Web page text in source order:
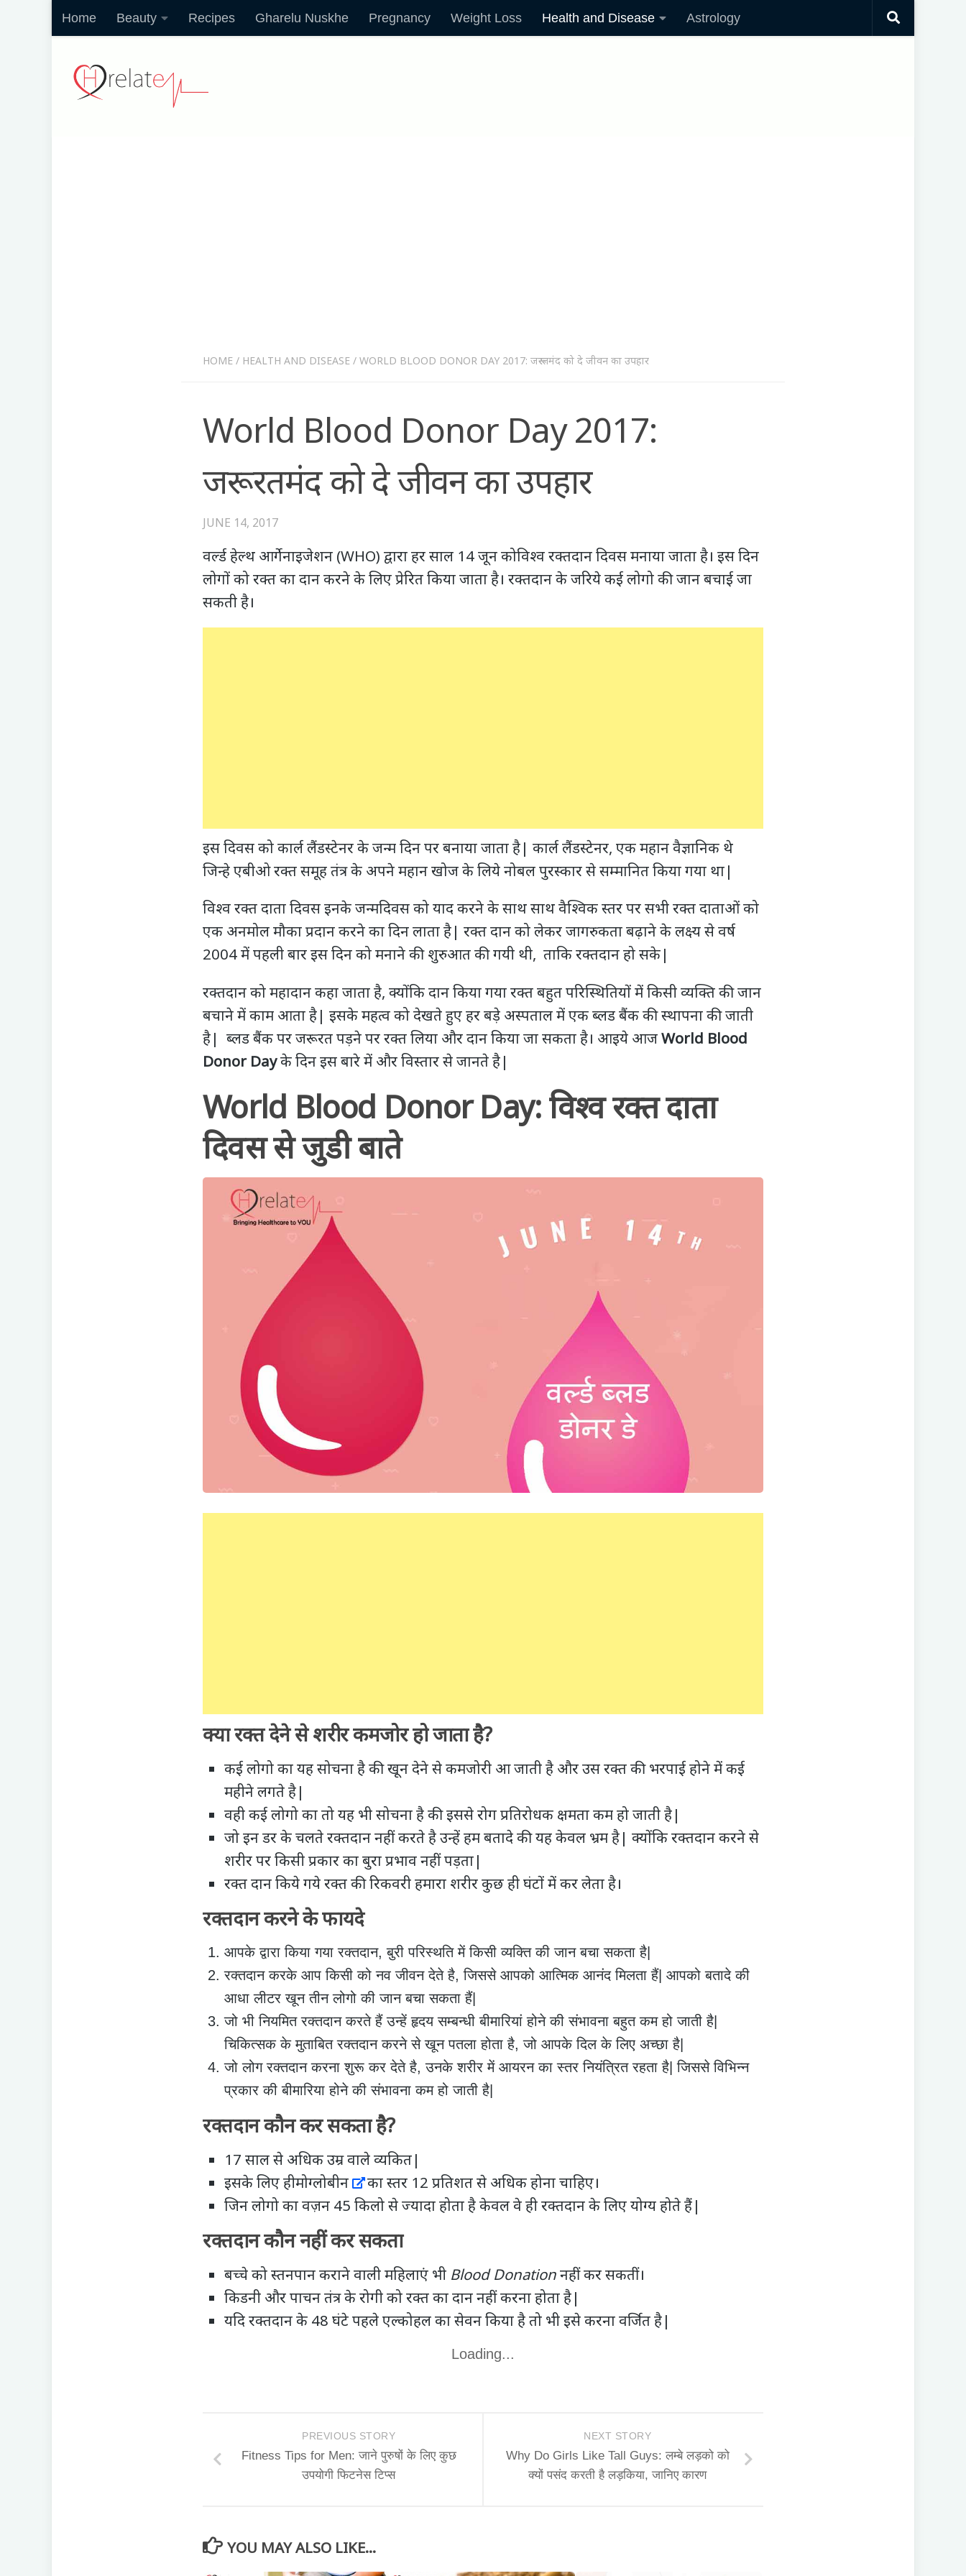
Home Beauty Recipes Gharelu Nuskhe Pregnancy Weight Loss Health and Disease Astrology
HOME / HEALTH AND DISEASE / WORLD BLOOD DONOR DAY 2017: जरूरतमंद को दे जीवन का उपहार
World Blood Donor Day 2017:
जरूरतमंद को दे जीवन का उपहार
JUNE 14, 2017
वर्ल्ड हेल्थ आर्गेनाइजेशन (WHO) द्वारा हर साल 14 जून कोविश्व रक्तदान दिवस मनाया जाता है। इस दिन
लोगों को रक्त का दान करने के लिए प्रेरित किया जाता है। रक्तदान के जरिये कई लोगो की जान बचाई जा
सकती है।
इस दिवस को कार्ल लैंडस्टेनर के जन्म दिन पर बनाया जाता है| कार्ल लैंडस्टेनर, एक महान वैज्ञानिक थे
जिन्हे एबीओ रक्त समूह तंत्र के अपने महान खोज के लिये नोबल पुरस्कार से सम्मानित किया गया था|
विश्व रक्त दाता दिवस इनके जन्मदिवस को याद करने के साथ साथ वैश्विक स्तर पर सभी रक्त दाताओं को
एक अनमोल मौका प्रदान करने का दिन लाता है| रक्त दान को लेकर जागरुकता बढ़ाने के लक्ष्य से वर्ष
2004 में पहली बार इस दिन को मनाने की शुरुआत की गयी थी, ताकि रक्तदान हो सके|
रक्तदान को महादान कहा जाता है, क्योंकि दान किया गया रक्‍त बहुत परिस्थितियों में किसी व्यक्ति की जान
बचाने में काम आता है| इसके महत्व को देखते हुए हर बड़े अस्पताल में एक ब्लड बैंक की स्थापना की जाती
है| ब्लड बैंक पर जरूरत पड़ने पर रक्त लिया और दान किया जा सकता है। आइये आजWorld Blood
Donor Dayके दिन इस बारे में और विस्तार से जानते है|
World Blood Donor Day: विश्व रक्त दाता
दिवस से जुडी बाते
क्या रक्त देने से शरीर कमजोर हो जाता है?
कई लोगो का यह सोचना है की खून देने से कमजोरी आ जाती है और उस रक्त की भरपाई होने में कई
महीने लगते है|
वही कई लोगो का तो यह भी सोचना है की इससे रोग प्रतिरोधक क्षमता कम हो जाती है|
जो इन डर के चलते रक्तदान नहीं करते है उन्हें हम बतादे की यह केवल भ्रम है| क्योंकि रक्तदान करने से
शरीर पर किसी प्रकार का बुरा प्रभाव नहीं पड़ता|
रक्त दान किये गये रक्त की रिकवरी हमारा शरीर कुछ ही घंटों में कर लेता है।
रक्तदान करने के फायदे
आपके द्वारा किया गया रक्तदान, बुरी परिस्थति में किसी व्यक्ति की जान बचा सकता है|
रक्तदान करके आप किसी को नव जीवन देते है, जिससे आपको आत्मिक आनंद मिलता हैं| आपको बतादे की
आधा लीटर खून तीन लोगो की जान बचा सकता हैं|
जो भी नियमित रक्तदान करते हैं उन्हेंहृदय सम्बन्धी बीमारियां होने की संभावना बहुत कम हो जाती है|
चिकित्सक के मुताबित रक्‍तदान करने से खून पतला होता है, जो आपके दिल के लिए अच्छा है|
जो लोग रक्तदान करना शुरू कर देते है, उनके शरीर में आयरन का स्तर नियंत्रित रहता है| जिससे विभिन्न
प्रकार की बीमारिया होने की संभावना कम हो जाती है|
रक्तदान कौन कर सकता है?
17 साल से अधिक उम्र वाले व्यकित|
इसके लिएहीमोग्‍लोबीन
का स्‍तर 12 प्रतिशत से अधिक होना चाहिए।
जिन लोगो का वज़न 45 किलो से ज्यादा होता है केवल वे ही रक्‍तदान के लिए योग्‍य होते हैं|
रक्तदान कौन नहीं कर सकता
बच्‍चे को स्‍तनपान कराने वाली महिलाएं भी Blood Donationनहीं कर सकतीं।
किडनी और पाचन तंत्र के रोगी को रक्त का दान नहीं करना होता है|
यदि रक्‍तदान के 48 घंटे पहले एल्‍कोहल का सेवन किया है तो भी इसे करना वर्जित है|
Loading...
NEXT STORY
Why Do Girls Like Tall Guys: लम्बे लड़को को
क्यों पसंद करती है लड़किया, जानिए कारण
PREVIOUS STORY
Fitness Tips for Men: जाने पुरुषों के लिए कुछ
उपयोगी फिटनेस टिप्स
YOU MAY ALSO LIKE...